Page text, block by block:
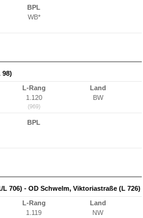
BPL
WB*
98)
L-Rang
1.120
(969)
Land
BW
BPL
706) - OD Schwelm, Viktoriastraße (L 726)
L-Rang
1.119
Land
NW